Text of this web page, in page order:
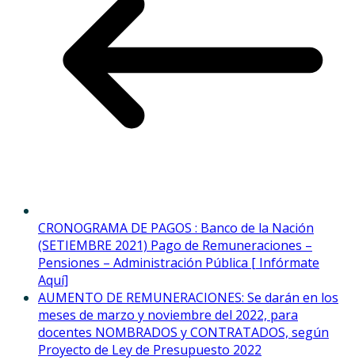
CRONOGRAMA DE PAGOS : Banco de la Nación
(SETIEMBRE 2021) Pago de Remuneraciones –
Pensiones – Administración Pública [ Infórmate
Aquí]
AUMENTO DE REMUNERACIONES: Se darán en los
meses de marzo y noviembre del 2022, para
docentes NOMBRADOS y CONTRATADOS, según
Proyecto de Ley de Presupuesto 2022